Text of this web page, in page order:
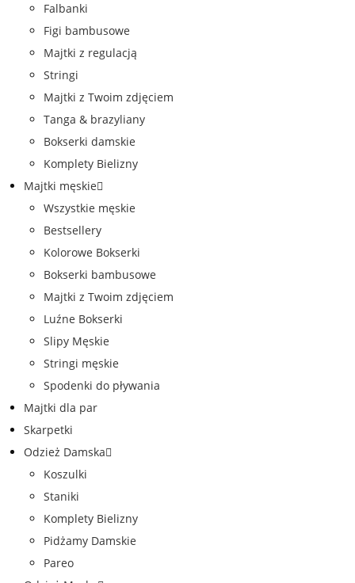
Falbanki
Figi bambusowe
Majtki z regulacją
Stringi
Majtki z Twoim zdjęciem
Tanga & brazyliany
Bokserki damskie
Komplety Bielizny
Majtki męskie
Wszystkie męskie
Bestsellery
Kolorowe Bokserki
Bokserki bambusowe
Majtki z Twoim zdjęciem
Luźne Bokserki
Slipy Męskie
Stringi męskie
Spodenki do pływania
Majtki dla par
Skarpetki
Odzież Damska
Koszulki
Staniki
Komplety Bielizny
Pidżamy Damskie
Pareo